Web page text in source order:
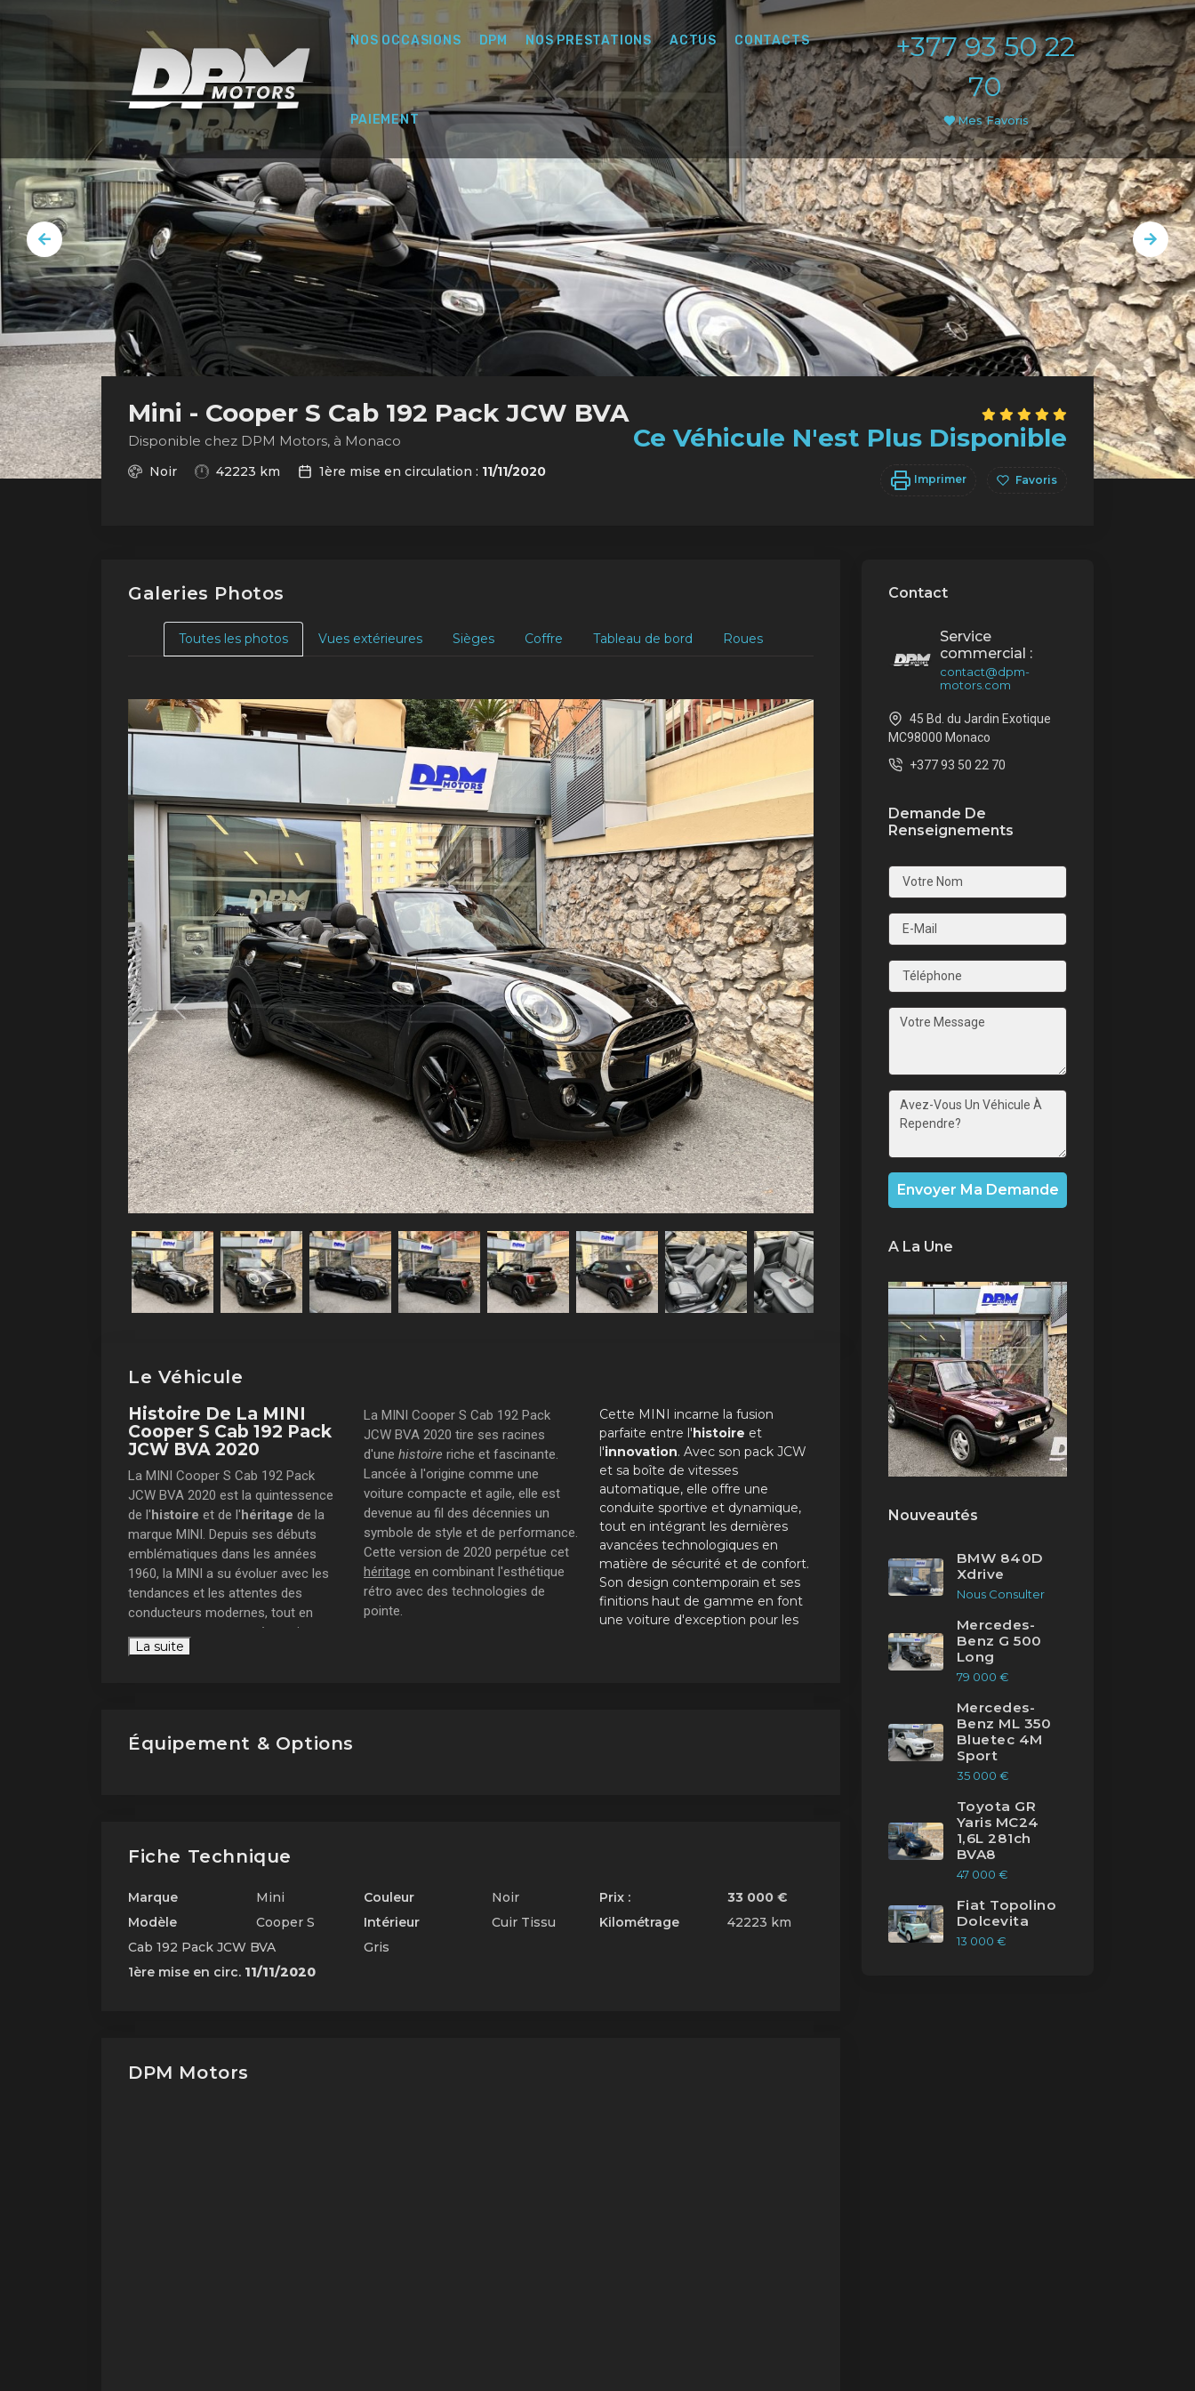
NOS OCCASIONS DPM NOS PRESTATIONS ACTUS CONTACTS
PAIEMENT
+377 93 50 22
70
Mes Favoris
Mini - Cooper S Cab 192 Pack JCW BVA
Disponible chez DPM Motors, à Monaco
Noir 42223 km 1ère mise en circulation : 11/11/2020
Ce Véhicule N'est Plus Disponible
Imprimer Favoris
Galeries Photos
Toutes les photos Vues extérieures Sièges Coffre Tableau de bord Roues
Précédent Suivant
Le Véhicule
Histoire De La MINI
Cooper S Cab 192 Pack
JCW BVA 2020
La MINI Cooper S Cab 192 Pack
JCW BVA 2020 est la quintessence
de l'histoire et de l'héritage de la
marque MINI. Depuis ses débuts
emblématiques dans les années
1960, la MINI a su évoluer avec les
tendances et les attentes des
conducteurs modernes, tout en
conservant son caractère unique et
sa personnalité distincte.
La MINI Cooper S Cab 192 Pack
JCW BVA 2020 tire ses racines
d'une histoire riche et fascinante.
Lancée à l'origine comme une
voiture compacte et agile, elle est
devenue au fil des décennies un
symbole de style et de performance.
Cette version de 2020 perpétue cet
héritage en combinant l'esthétique
rétro avec des technologies de
pointe.
Cette MINI incarne la fusion
parfaite entre l'histoire et
l'innovation. Avec son pack JCW
et sa boîte de vitesses
automatique, elle offre une
conduite sportive et dynamique,
tout en intégrant les dernières
avancées technologiques en
matière de sécurité et de confort.
Son design contemporain et ses
finitions haut de gamme en font
une voiture d'exception pour les
La suite
Équipement & Options
Fiche Technique
Marque
Mini
Modèle
Cooper S
Cab 192 Pack JCW BVA
1ère mise en circ. 11/11/2020
Couleur
Noir
Intérieur
Cuir Tissu
Gris
Prix :
33 000 €
Kilométrage
42223 km
DPM Motors
Contact
Service
commercial :
contact@dpm-
motors.com
45 Bd. du Jardin Exotique
MC98000 Monaco
+377 93 50 22 70
Demande De
Renseignements
Envoyer Ma Demande
A La Une
Nouveautés
BMW 840D
Xdrive
Nous Consulter
Mercedes-
Benz G 500
Long
79 000 €
Mercedes-
Benz ML 350
Bluetec 4M
Sport
35 000 €
Toyota GR
Yaris MC24
1,6L 281ch
BVA8
47 000 €
Fiat Topolino
Dolcevita
13 000 €